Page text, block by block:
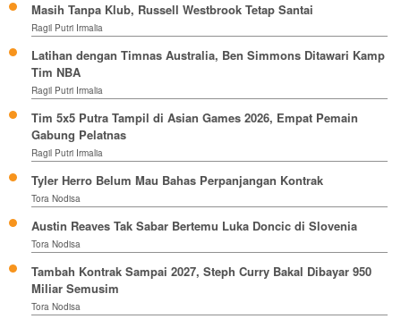
Masih Tanpa Klub, Russell Westbrook Tetap Santai
Ragil Putri Irmalia
Latihan dengan Timnas Australia, Ben Simmons Ditawari Kamp
Tim NBA
Ragil Putri Irmalia
Tim 5x5 Putra Tampil di Asian Games 2026, Empat Pemain
Gabung Pelatnas
Ragil Putri Irmalia
Tyler Herro Belum Mau Bahas Perpanjangan Kontrak
Tora Nodisa
Austin Reaves Tak Sabar Bertemu Luka Doncic di Slovenia
Tora Nodisa
Tambah Kontrak Sampai 2027, Steph Curry Bakal Dibayar 950
Miliar Semusim
Tora Nodisa